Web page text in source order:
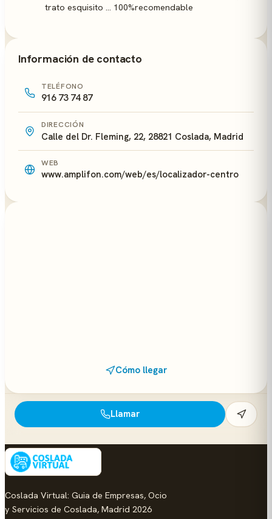
trato esquisito ... 100%recomendable
Información de contacto
TELÉFONO
916 73 74 87
DIRECCIÓN
Calle del Dr. Fleming, 22, 28821 Coslada, Madrid
WEB
www.amplifon.com/web/es/localizador-centro
Cómo llegar
Llamar
Coslada Virtual: Guia de Empresas, Ocio
y Servicios de Coslada, Madrid 2026